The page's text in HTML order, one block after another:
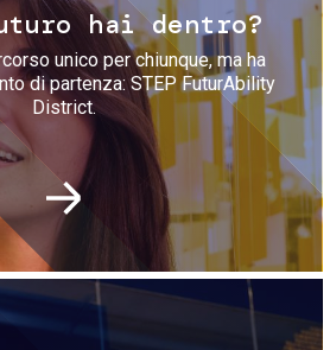
hai dentro?
unico per chiunque, ma ha
di partenza: STEP FuturAbility
District.
Immagine